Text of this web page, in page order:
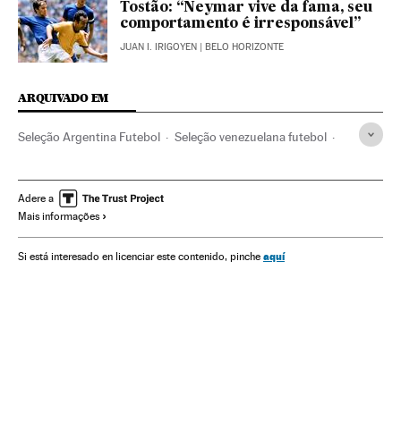
Tostão: “Neymar vive da fama, seu
comportamento é irresponsável”
JUAN I. IRIGOYEN | BELO HORIZONTE
ARQUIVADO EM
Seleção Argentina Futebol Seleção venezuelana futebol
Estádios futebol Futebol
Competições
Esportes América Copa América 2019
Adere a
Mais informações
Si está interesado en licenciar este contenido, pinche aquí